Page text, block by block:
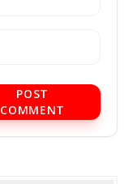
POST
COMMENT